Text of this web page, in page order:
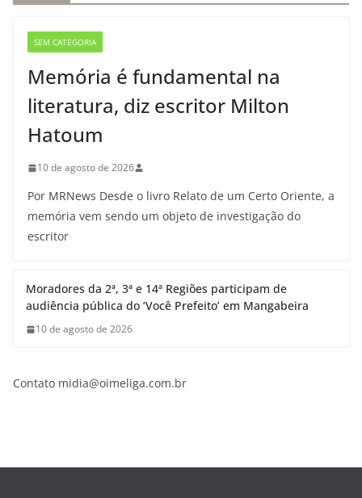
SEM CATEGORIA
Memória é fundamental na
literatura, diz escritor Milton
Hatoum
10 de agosto de 2026
Por MRNews Desde o livro Relato de um Certo Oriente, a
memória vem sendo um objeto de investigação do
escritor
Moradores da 2ª, 3ª e 14ª Regiões participam de
audiência pública do ‘Você Prefeito’ em Mangabeira
10 de agosto de 2026
Contato midia@oimeliga.com.br